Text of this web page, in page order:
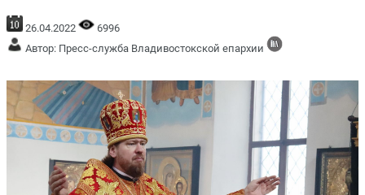
26.04.2022
6996
Автор: Пресс-служба Владивостокской епархии